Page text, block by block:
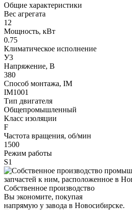
Общие характеристики
Вес агрегата
12
Мощность, кВт
0.75
Климатическое исполнение
У3
Напряжение, В
380
Способ монтажа, IM
IM1001
Тип двигателя
Общепромышленный
Класс изоляции
F
Частота вращения, об/мин
1500
Режим работы
S1
Собственное производство
Вы экономите, покупая
напрямую у завода в Новосибирске.